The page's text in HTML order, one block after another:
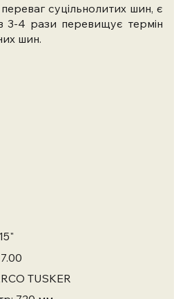
суцільнолитих шин, є
3-4 рази перевищує термін
шин.
TUSKER